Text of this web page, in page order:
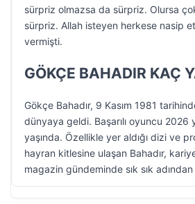
sürpriz olmazsa da sürpriz. Olursa
sürpriz. Allah isteyen herkese nasip
vermişti.
GÖKÇE BAHADIR KAÇ
Gökçe Bahadır, 9 Kasım 1981
dünyaya geldi. Başarılı oyuncu 2026
yaşında. Özellikle yer aldığı dizi ve
hayran kitlesine ulaşan Bahadır,
magazin gündeminde sık sık